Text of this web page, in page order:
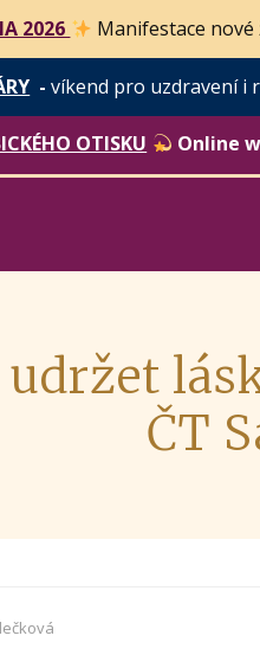
2026 Manifestace
-víkend pro uzdravení i
OTISKU Online
udržet
ČT